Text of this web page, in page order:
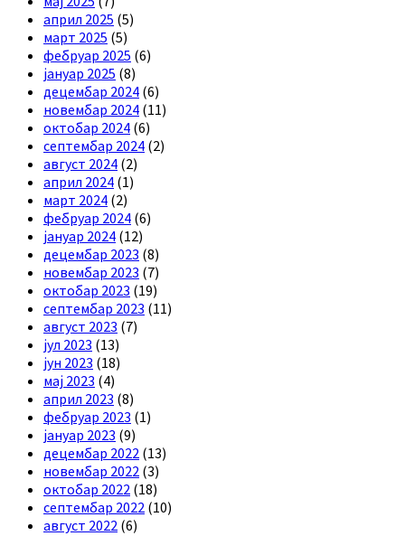
април 2025 (5)
март 2025 (5)
фебруар 2025 (6)
јануар 2025 (8)
децембар 2024 (6)
новембар 2024 (11)
октобар 2024 (6)
септембар 2024 (2)
август 2024 (2)
април 2024 (1)
март 2024 (2)
фебруар 2024 (6)
јануар 2024 (12)
децембар 2023 (8)
новембар 2023 (7)
октобар 2023 (19)
септембар 2023 (11)
август 2023 (7)
јул 2023 (13)
јун 2023 (18)
мај 2023 (4)
април 2023 (8)
фебруар 2023 (1)
јануар 2023 (9)
децембар 2022 (13)
новембар 2022 (3)
октобар 2022 (18)
септембар 2022 (10)
август 2022 (6)